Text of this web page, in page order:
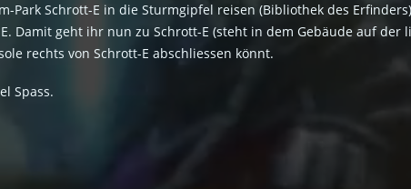
Schrott-E in die Sturmgipfel reisen (Bibliothek des
Damit geht ihr nun zu Schrott-E (steht in dem Gebäude auf der
rechts von Schrott-E abschliessen könnt.
Spass.